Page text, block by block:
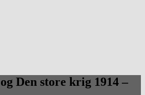
Den store krig 1914 –